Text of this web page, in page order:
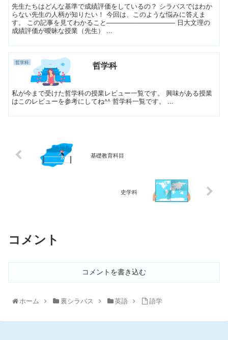
先生たちはどんな基準で成績評価をしているの？ シラバスではわか
らない先生の人柄が知りたい！ 今回は、このような悩みに答えま
す。 この記事を見てわかること─────────────── 日大文理の
成績評価が曖昧な授業（先生） ...
哲学科 哲学科
私が今まで受けた哲学科の授業レビュー一覧です。 興味がある授業
はこのレビューを参考にしてね^^ 哲学科一覧です。 ...
基礎教育科目
史学科
コメント
コメントを書き込む
ホーム 裏シラバス 英語 語学